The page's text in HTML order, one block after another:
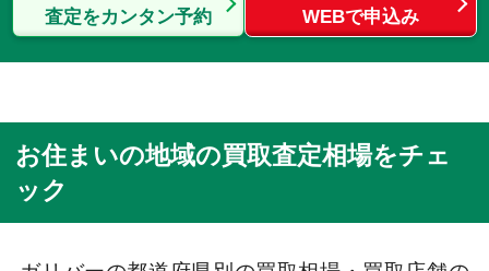
査定をカンタン予約 WEBで申込み
お住まいの地域の買取査定相場をチェ
ック